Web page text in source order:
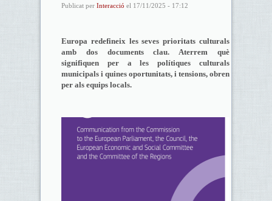
Publicat per Interacció el 17/11/2025 - 17:12
Europa redefineix les seves prioritats culturals
amb dos documents clau. Aterrem què
signifiquen per a les polítiques culturals
municipals i quines oportunitats, i tensions, obren
per als equips locals.